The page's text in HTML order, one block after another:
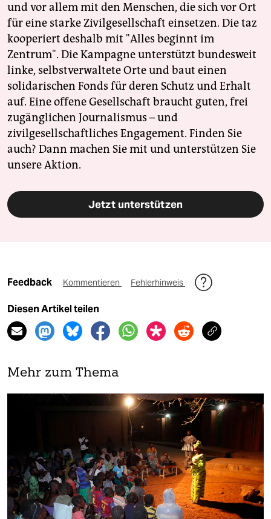
und vor allem mit den Menschen, die sich vor Ort
für eine starke Zivilgesellschaft einsetzen. Die taz
kooperiert deshalb mit "Alles beginnt im
Zentrum". Die Kampagne unterstützt bundesweit
linke, selbstverwaltete Orte und baut einen
solidarischen Fonds für deren Schutz und Erhalt
auf. Eine offene Gesellschaft braucht guten, frei
zugänglichen Journalismus – und
zivilgesellschaftliches Engagement. Finden Sie
auch? Dann machen Sie mit und unterstützen Sie
unsere Aktion.
Jetzt unterstützen
Feedback Kommentieren Fehlerhinweis
Diesen Artikel teilen
Mehr zum Thema